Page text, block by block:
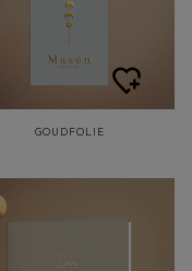
GOUDFOLIE